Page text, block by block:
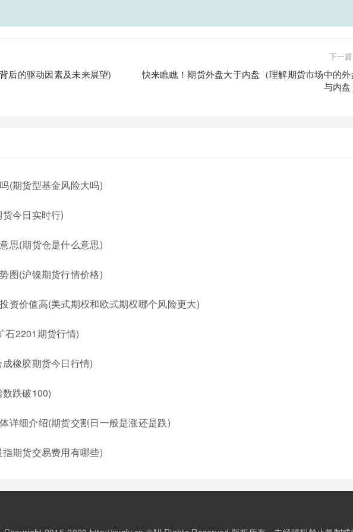
后的驱动因素及未来展望)
下一篇
快来瞧瞧！期货外盘大于内盘（理解期货市场中的
与内
(期货型基金风险大吗)
今日实时行)
思(期货仓是什么意思)
图(沪镍期货行情价格)
资价值高(美式期权和欧式期权哪个风险更大)
石2201期货行情)
橡胶期货今日行情)
跌破100)
详细介绍(期货交割日一般是涨还是跌)
期货交易费用有哪些)